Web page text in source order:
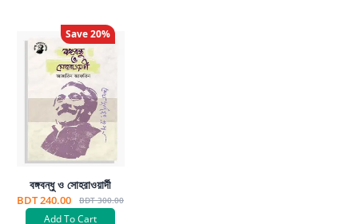
Save20%
বঙ্গবন্ধু ও সোহরাওয়ার্দী
BDT 240.00 BDT 300.00
Add To Cart